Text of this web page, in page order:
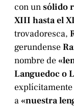
con unsólido
XIII hasta el
trovadoresca,
gerundense
nombre de
Languedoc o
a«nuestra